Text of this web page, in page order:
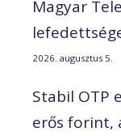
Magyar
2026. augusztus 5.
Stabil OTP
erős forint,